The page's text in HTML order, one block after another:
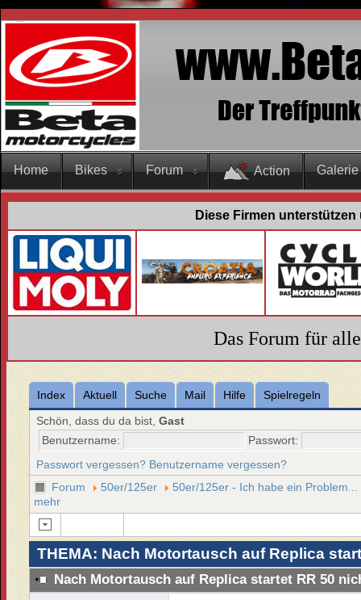
Home Bikes Forum Action Galerie
Diese Firmen
Das Forum für
Index Aktuell Suche Mail Hilfe
Spielregeln
Schön, dass du da bist,Gast
Benutzername:
Passwort:
Passwort vergessen? Benutzername vergessen?
Forum
50er/125er
50er/125er - Ich habe ein Problem...
mehr
THEMA: Nach Motortausch auf Replica
Nach Motortausch auf Replica startet RR 50